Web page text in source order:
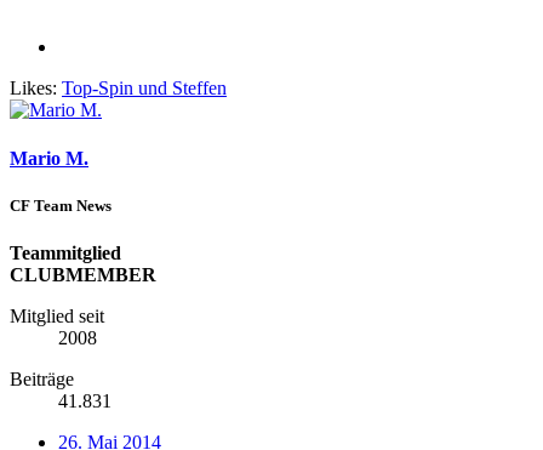
Likes: Top-Spin und Steffen
Mario M.
CF Team News
Teammitglied
CLUBMEMBER
Mitglied seit
2008
Beiträge
41.831
26. Mai 2014